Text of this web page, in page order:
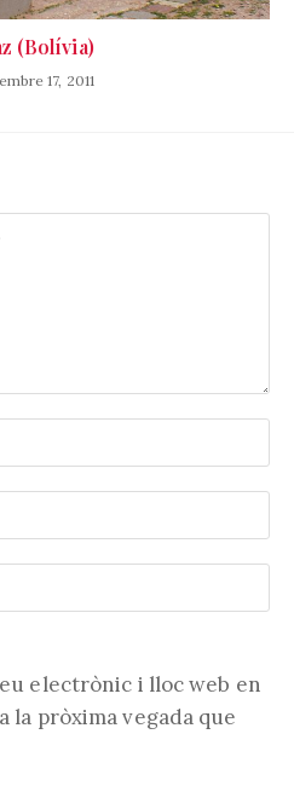
(Bolívia)
17, 2011
electrònic i lloc web en
la pròxima vegada que